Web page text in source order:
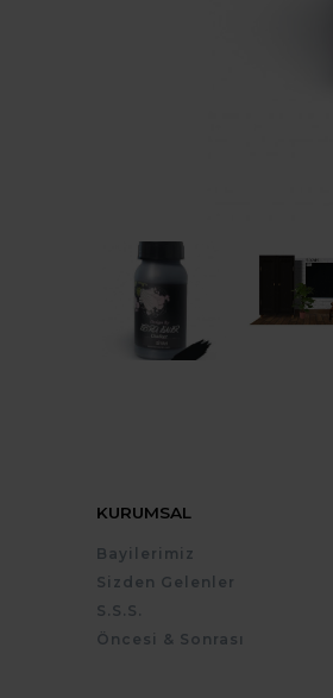
KURUMSAL
Bayilerimiz
Sizden Gelenler
S.S.S.
Öncesi & Sonrası